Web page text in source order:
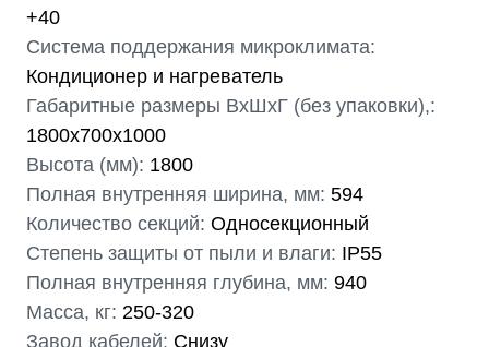
+40
Система поддержания микроклимата:
Кондиционер и нагреватель
Габаритные размеры ВхШхГ (без упаковки),:
1800х700х1000
Высота (мм): 1800
Полная внутренняя ширина, мм: 594
Количество секций: Односекционный
Степень защиты от пыли и влаги: IP55
Полная внутренняя глубина, мм: 940
Масса, кг: 250-320
Завод кабелей: Снизу